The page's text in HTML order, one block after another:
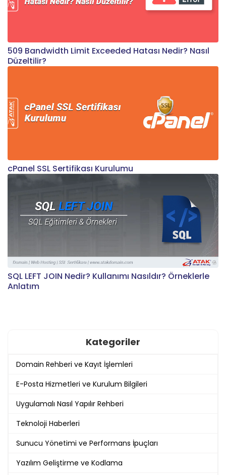
509 Bandwidth Limit Exceeded Hatası Nedir? Nasıl
Düzeltilir?
cPanel SSL Sertifikası Kurulumu
SQL LEFT JOIN Nedir? Kullanımı Nasıldır? Örneklerle
Anlatım
Kategoriler
Domain Rehberi ve Kayıt İşlemleri
E-Posta Hizmetleri ve Kurulum Bilgileri
Uygulamalı Nasıl Yapılır Rehberi
Teknoloji Haberleri
Sunucu Yönetimi ve Performans İpuçları
Yazılım Geliştirme ve Kodlama